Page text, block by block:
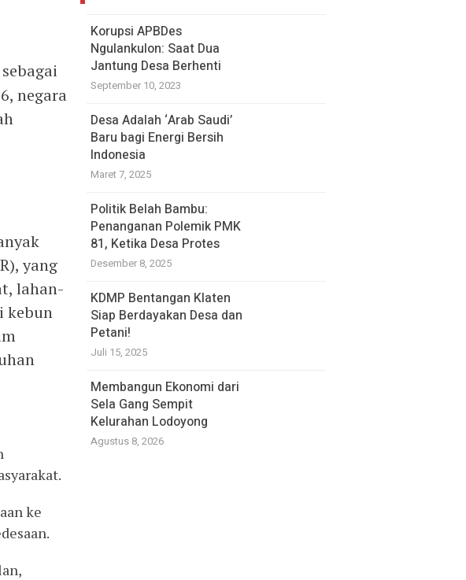
negara
yang
lahan-
kebun
ke
Korupsi APBDes
Ngulankulon: Saat Dua
Jantung Desa Berhenti
September 10, 2023
Desa Adalah ‘Arab Saudi’
Baru bagi Energi Bersih
Indonesia
Maret 7, 2025
Politik Belah Bambu:
Penanganan Polemik PMK
81, Ketika Desa Protes
Desember 8, 2025
KDMP Bentangan Klaten
Siap Berdayakan Desa dan
Petani!
Juli 15, 2025
Membangun Ekonomi dari
Sela Gang Sempit
Kelurahan Lodoyong
Agustus 8, 2026